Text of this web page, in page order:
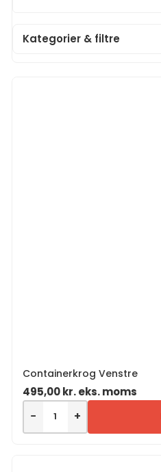
Kategorier & filtre
Containerkrog Venstre
495,00kr.eks. moms
− +